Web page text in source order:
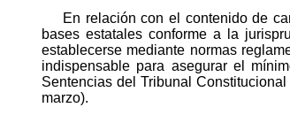
En relación con el contenido de
bases estatales conforme a la
establecerse mediante normas
indispensable para asegurar el
Sentencias del Tribunal
marzo).